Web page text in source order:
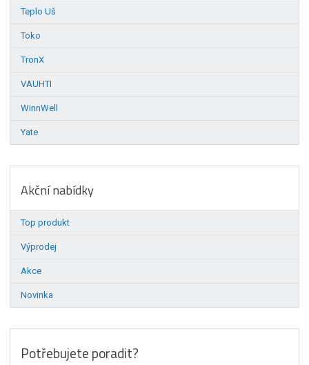
Teplo Uš
Toko
TronX
VAUHTI
WinnWell
Yate
Akční nabídky
Top produkt
Výprodej
Akce
Novinka
Potřebujete poradit?